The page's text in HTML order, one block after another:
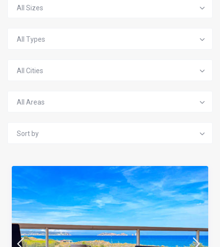
All Sizes
All Types
All Cities
All Areas
Sort by